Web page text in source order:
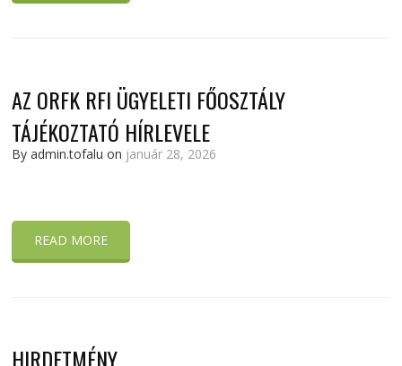
AZ ORFK RFI ÜGYELETI FŐOSZTÁLY
TÁJÉKOZTATÓ HÍRLEVELE
By admin.tofalu on január 28, 2026
READ MORE
HIRDETMÉNY